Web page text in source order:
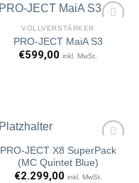
VOLLVERSTÄRKER
PRO-JECT MaiA S3
€599,00 inkl. MwSt.
PRO-JECT X8 SuperPack
(MC Quintet Blue)
€2.299,00 inkl. MwSt.